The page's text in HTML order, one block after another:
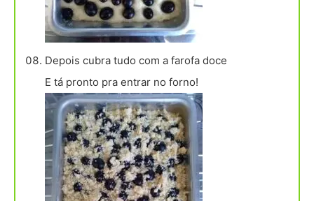
Depois cubra tudo com a farofa doce
E tá pronto pra entrar no forno!